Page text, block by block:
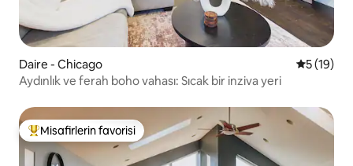
Daire - Chicago 55 (19)
Aydınlık ve ferah boho vahası: Sıcak bir inziva yeri
Misafirlerin favorilerinden en beğenilenler arasında
Misafirlerin favorisi